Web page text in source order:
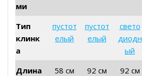
ми
Тип
клинк
а
пустот
елый
пустот
елый
свето
диодн
ый
Длина
58 см 92 см 92 см